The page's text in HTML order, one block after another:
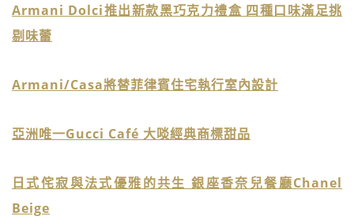
Armani Dolci推出新款黑巧克力禮盒 四種口味滿足挑
剔味蕾
Armani/Casa將替菲律賓住宅執行室內設計
亞洲唯一Gucci Café 大啖經典商標甜品
日式侘寂與法式優雅的共生 銀座香奈兒餐廳Chanel
Beige